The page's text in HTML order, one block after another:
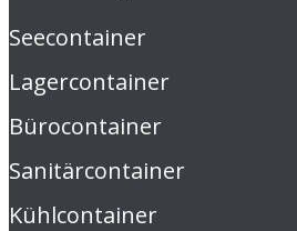
Seecontainer
Lagercontainer
Bürocontainer
Sanitärcontainer
Kühlcontainer